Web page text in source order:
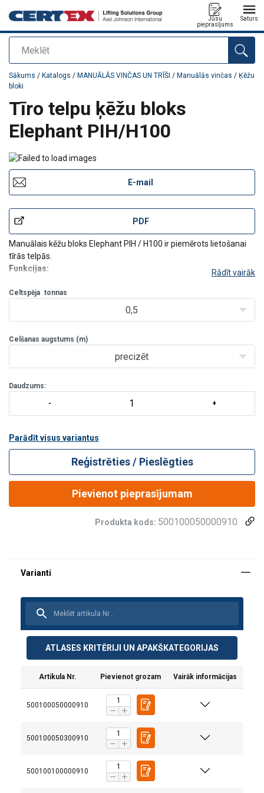
Meklēt
Jūsu
pieprasījums
Saturs
Pievienots jūsu pasūtījumam
Sākums / Katalogs / MANUĀLĀS VINČAS UN TRĪŠI / Manuālās vinčas / Ķēžu
bloki
Tīro telpu ķēžu bloks
Elephant PIH/H100
E-mail
PDF
Manuālais kēžu bloks Elephant PIH / H100 ir piemērots lietošanai
tīrās telpās.
Funkcijas:
Sānu plāksnes ar niķeļa pārklājumu.
Augšējie un apakšējie āķi ar niķeļa pārklājumu un drošības
Rādīt vairāk
Celtspēja tonnas
0,5
Celšanas augstums (m)
precizēt
Daudzums:
Parādīt visus variantus
Reģistrēties / Pieslēgties
Pievienot pieprasījumam
Produkta kods: 500100050000910
ATLASES KRITĒRIJI UN APAKŠKATEGORIJAS
Artikula Nr. Pievienot grozam Vairāk informācijas
500100050000910
500100050300910
500100100000910